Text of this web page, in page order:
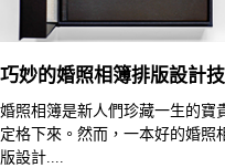
巧妙的婚照相簿排版設計
婚照相簿是新人們珍藏一生的寶
定格下來。然而，一本好的婚照
版設計....